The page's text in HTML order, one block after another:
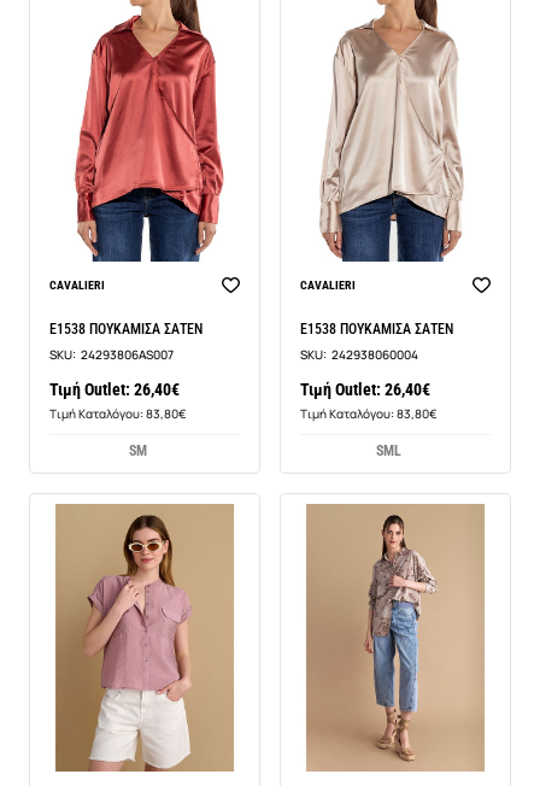
CAVALIERI
E1538 ΠΟΥΚΑΜΙΣΑ ΣΑΤΕΝ
SKU: 24293806AS007
Τιμή Outlet: 26,40€
Τιμή Καταλόγου: 83,80€
SM
CAVALIERI
E1538 ΠΟΥΚΑΜΙΣΑ ΣΑΤΕΝ
SKU: 242938060004
Τιμή Outlet: 26,40€
Τιμή Καταλόγου: 83,80€
SM L